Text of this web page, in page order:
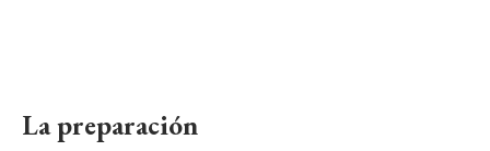
La preparación